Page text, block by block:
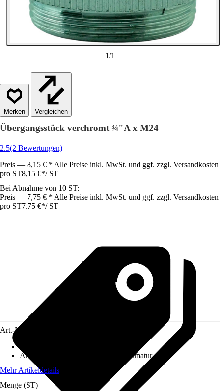
1/1
Vergleichen
Übergangsstück verchromt ¾"A x M24
2.5(2 Bewertungen)
Preis — 8,15 € * Alle Preise inkl. MwSt. und ggf. zzgl. Versandkosten
pro ST8,15 €*/ ST
Bei Abnahme von 10 ST:
Preis — 7,75 € * Alle Preise inkl. MwSt. und ggf. zzgl. Versandkosten
pro ST7,75 €*/ ST
Art.-Nr.
Anwendungsbereich
Badewannenarmatur
Mehr Artikeldetails
Menge (ST)